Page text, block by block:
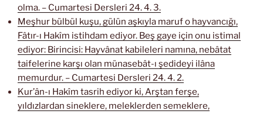
olma. – Cumartesi Dersleri 24. 4. 3.
Meşhur bülbül kuşu, gülün aşkıyla maruf o hayvancığı,
Fâtır-ı Hakîm istihdam ediyor. Beş gaye için onu istimal
ediyor: Birincisi: Hayvânat kabileleri namına, nebâtat
taifelerine karşı olan münasebât-ı şedideyi ilâna
memurdur. – Cumartesi Dersleri 24. 4. 2.
Kur’ân-ı Hakîm tasrih ediyor ki, Arştan ferşe,
yıldızlardan sineklere, meleklerden semeklere,